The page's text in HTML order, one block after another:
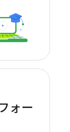
ォー